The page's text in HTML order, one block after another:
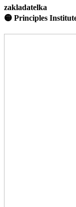
zakladatelka
🟡 Principles